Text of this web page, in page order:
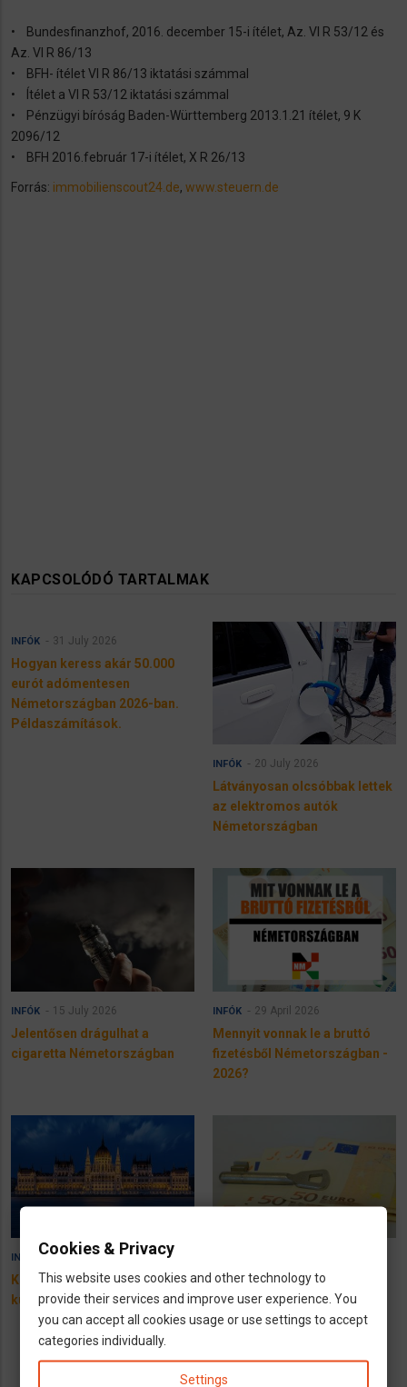
• Bundesfinanzhof, 2016. december 15-i ítélet, Az. VI R 53/12 és
Az. VI R 86/13
• BFH- ítélet VI R 86/13 iktatási számmal
• Ítélet a VI R 53/12 iktatási számmal
• Pénzügyi bíróság Baden-Württemberg 2013.1.21 ítélet, 9 K
2096/12
• BFH 2016.február 17-i ítélet, X R 26/13
Forrás: immobilienscout24.de, www.steuern.de
KAPCSOLÓDÓ TARTALMAK
INFÓK 31 July 2026
Hogyan keress akár 50.000
eurót adómentesen
Németországban 2026-ban.
Példaszámítások.
INFÓK 20 July 2026
Látványosan olcsóbbak lettek
az elektromos autók
Németországban
INFÓK 15 July 2026
Jelentősen drágulhat a
cigaretta Németországban
INFÓK 29 April 2026
Mennyit vonnak le a bruttó
fizetésből Németországban -
2026?
INFÓK 13 April 2026
Kell-e szólnod a NAV-nak ha
külföldön dolgozol?
Mennyi a jövedelemadó
Németországban 2026-ban?
Hogyan müködik a
Cookies & Privacy
This website uses cookies and other technology to
provide their services and improve user experience. You
you can accept all cookies usage or use settings to accept
categories individually.
Settings